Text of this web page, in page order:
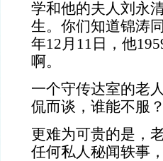
学和他的夫人刘永
生。你们知道锦涛
年12 月 11 日，他
啊。
一个守传达室的老
侃而谈，谁能不服？
更难为可贵的是，
任何私人秘闻轶事